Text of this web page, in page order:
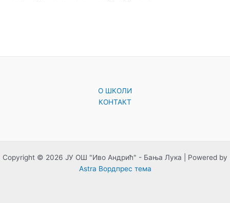
O ШКОЛИ
КОНТАКТ
Copyright © 2026 ЈУ ОШ "Иво Андрић" - Бања Лука | Powered by
Astra Вордпрес тема